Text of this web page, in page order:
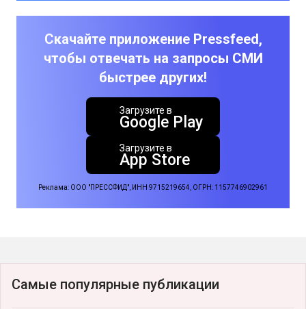
Скачайте приложение Pressfeed,
чтобы отвечать на запросы СМИ
быстрее других!
Загрузите в
Google Play
Загрузите в
App Store
Реклама: ООО "ПРЕССФИД", ИНН 9715219654, ОГРН: 1157746902961
Самые популярные публикации